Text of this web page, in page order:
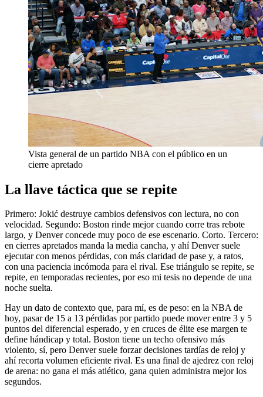
Vista general de un partido NBA con el público en un
cierre apretado
La llave táctica que se repite
Primero: Jokić destruye cambios defensivos con lectura, no con
velocidad. Segundo: Boston rinde mejor cuando corre tras rebote
largo, y Denver concede muy poco de ese escenario. Corto. Tercero:
en cierres apretados manda la media cancha, y ahí Denver suele
ejecutar con menos pérdidas, con más claridad de pase y, a ratos,
con una paciencia incómoda para el rival. Ese triángulo se repite, se
repite, en temporadas recientes, por eso mi tesis no depende de una
noche suelta.
Hay un dato de contexto que, para mí, es de peso: en la NBA de
hoy, pasar de 15 a 13 pérdidas por partido puede mover entre 3 y 5
puntos del diferencial esperado, y en cruces de élite ese margen te
define hándicap y total. Boston tiene un techo ofensivo más
violento, sí, pero Denver suele forzar decisiones tardías de reloj y
ahí recorta volumen eficiente rival. Es una final de ajedrez con reloj
de arena: no gana el más atlético, gana quien administra mejor los
segundos.